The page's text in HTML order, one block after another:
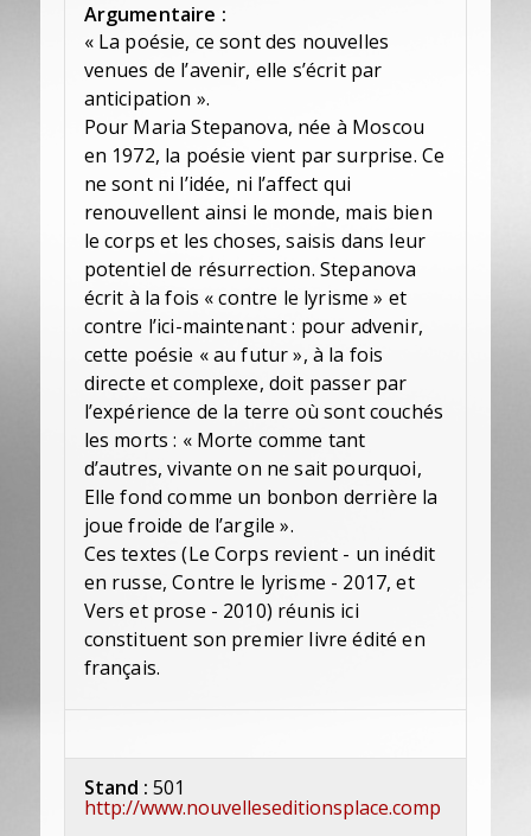
Argumentaire :
« La poésie, ce sont des nouvelles
venues de l’avenir, elle s’écrit par
anticipation ».
Pour Maria Stepanova, née à Moscou
en 1972, la poésie vient par surprise. Ce
ne sont ni l’idée, ni l’affect qui
renouvellent ainsi le monde, mais bien
le corps et les choses, saisis dans leur
potentiel de résurrection. Stepanova
écrit à la fois « contre le lyrisme » et
contre l’ici-maintenant : pour advenir,
cette poésie « au futur », à la fois
directe et complexe, doit passer par
l’expérience de la terre où sont couchés
les morts : « Morte comme tant
d’autres, vivante on ne sait pourquoi,
Elle fond comme un bonbon derrière la
joue froide de l’argile ».
Ces textes (Le Corps revient - un inédit
en russe, Contre le lyrisme - 2017, et
Vers et prose - 2010) réunis ici
constituent son premier livre édité en
français.
Stand : 501
http://www.nouvelleseditionsplace.comp